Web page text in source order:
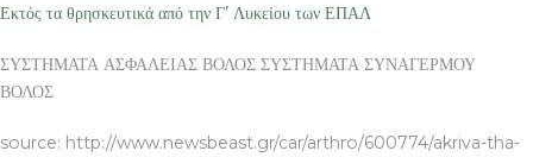
Εκτός τα θρησκευτικά από την Γ’ Λυκείου των ΕΠΑΛ
ΣΥΣΤΗΜΑΤΑ ΑΣΦΑΛΕΙΑΣ ΒΟΛΟΣ ΣΥΣΤΗΜΑΤΑ ΣΥΝΑΓΕΡΜΟΥ
ΒΟΛΟΣ
source: http://www.newsbeast.gr/car/arthro/600774/akriva-tha-